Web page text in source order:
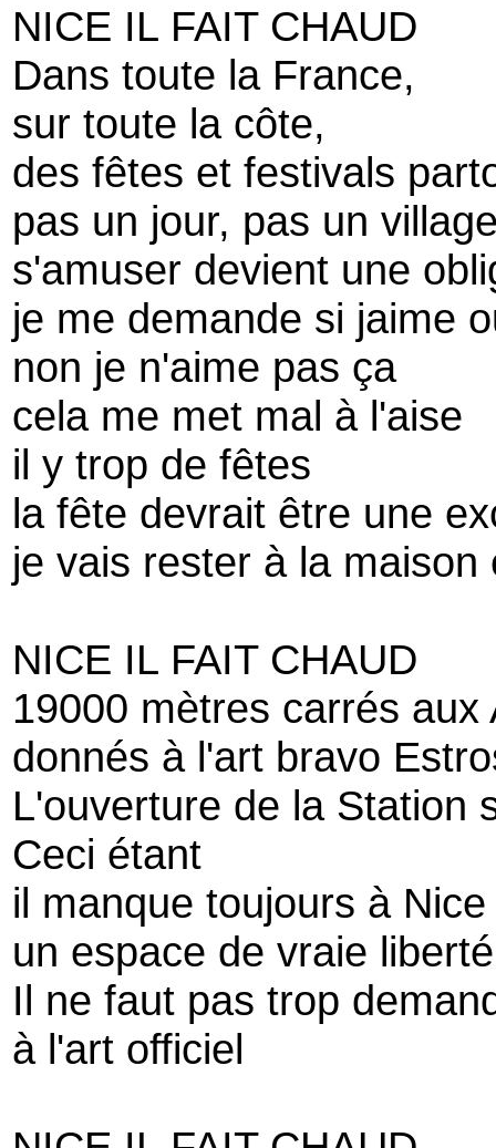
NICE IL FAIT CHAUD
Dans toute la France,
sur toute la côte,
des fêtes et festivals
pas un jour, pas un
s'amuser devient une
je me demande si jaime
non je n'aime pas ça
cela me met mal à l'aise
il y trop de fêtes
la fête devrait être une
je vais rester à la maison
NICE IL FAIT CHAUD
19000 mètres carrés aux
donnés à l'art bravo
L'ouverture de la Station
Ceci étant
il manque toujours à Nice
un espace de vraie
Il ne faut pas trop
à l'art officiel